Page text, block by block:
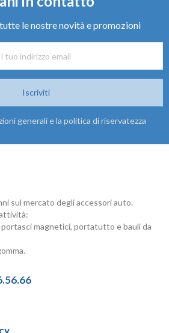
le nostre novità e promozioni
Iscriviti
generali e la politica di riservatezza
sul mercato degli accessori auto.
portasci magnetici, portatutto e bauli da